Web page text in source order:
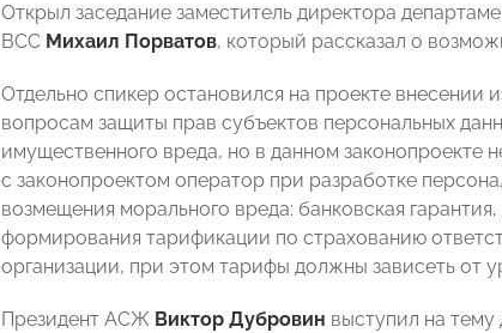
Открыл заседание заместитель директора
ВСС Михаил Порватов, который рассказал о
Отдельно спикер остановился на проекте
вопросам защиты прав субъектов персональных
имущественного вреда, но в данном законопроекте
с законопроектом оператор при разработке
возмещения морального вреда: банковская
формирования тарификации по страхованию
организации, при этом тарифы должны зависеть от
Президент АСЖ Виктор Дубровин выступил на